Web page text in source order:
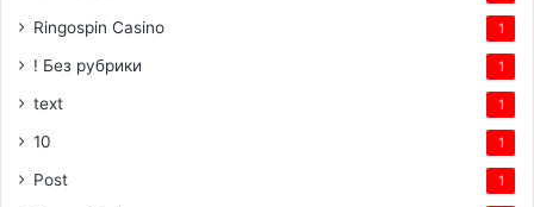
Ringospin Casino 1
! Без рубрики 1
text 1
10 1
Post 1